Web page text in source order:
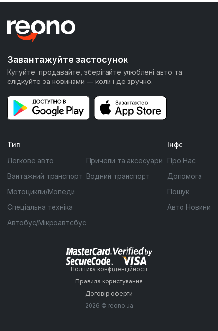
Завантажуйте застосунок
Купуйте, продавайте, зберігайте улюблені авто та
слідкуйте за новинами — коли і де зручно.
Тип
Легкове авто
Вантажний транспорт
Мотоцикли/Мопеди
Спеціальна техніка
Автобус/Мікроавтобус
Причепи та аксесуари
Водний транспорт
Інфо
Про Нас
Допомога
Пошук
Авто Новини
Політика конфіденційності
Правила користування
Договір оферти
2026 © reono.ua